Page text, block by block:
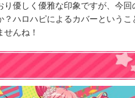
優しく優雅な印象ですが、今回
ハロハピによるカバーというこ
んね！